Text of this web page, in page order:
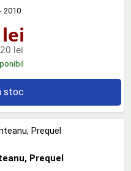
2010
lei
lei
stoc
Prequel